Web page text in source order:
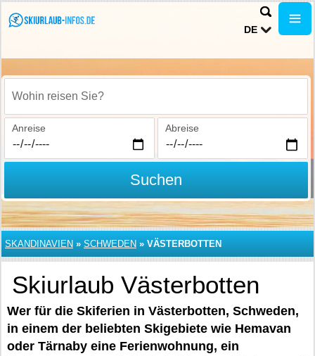
DE
Wohin reisen Sie?
Anreise Abreise
Suchen
SKANDINAVIEN » SCHWEDEN » VÄSTERBOTTEN
Skiurlaub Västerbotten
Wer für die Skiferien in Västerbotten, Schweden,
in einem der beliebten Skigebiete wie Hemavan
oder Tärnaby eine Ferienwohnung, ein